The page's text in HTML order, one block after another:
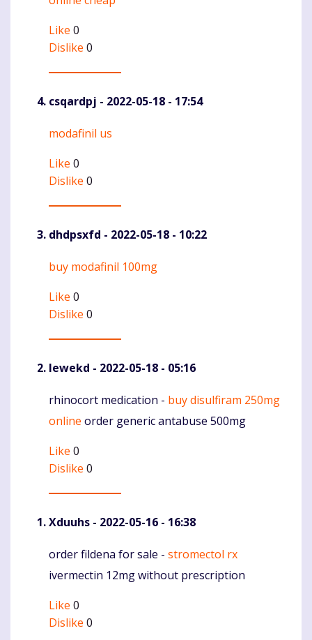
Like 0
Dislike 0
csqardpj - 2022-05-18 - 17:54
Komentaras
modafinil us
Like 0
Dislike 0
dhdpsxfd - 2022-05-18 - 10:22
Komentaras
buy modafinil 100mg
Like 0
Dislike 0
Iewekd - 2022-05-18 - 05:16
Komentaras
rhinocort medication - buy disulfiram 250mg
online order generic antabuse 500mg
Like 0
Dislike 0
Xduuhs - 2022-05-16 - 16:38
Komentaras
order fildena for sale - stromectol rx
ivermectin 12mg without prescription
Like 0
Dislike 0